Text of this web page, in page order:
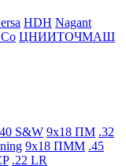
HDH Nagant
ЦНИИТОЧМАШ
S&W 9x18 ПМ .32
9x18 ПММ .45
.22 LR